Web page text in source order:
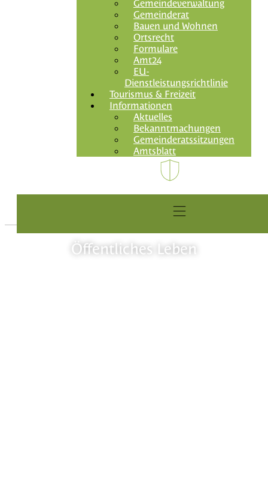
Gemeindeverwaltung
Gemeinderat
Bauen und Wohnen
Ortsrecht
Formulare
Amt24
EU-
Dienstleistungsrichtlinie
Tourismus & Freizeit
Informationen
Aktuelles
Bekanntmachungen
Gemeinderatssitzungen
Amtsblatt
Öffentliches Leben